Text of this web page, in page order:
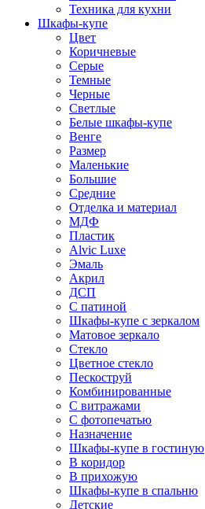
Техника для кухни
Шкафы-купе
Цвет
Коричневые
Серые
Темные
Черные
Светлые
Белые шкафы-купе
Венге
Размер
Маленькие
Большие
Средние
Отделка и материал
МДФ
Пластик
Alvic Luxe
Эмаль
Акрил
ДСП
С патиной
Шкафы-купе с зеркалом
Матовое зеркало
Стекло
Цветное стекло
Пескоструй
Комбинированные
С витражами
С фотопечатью
Назначение
Шкафы-купе в гостиную
В коридор
В прихожую
Шкафы-купе в спальню
Детские